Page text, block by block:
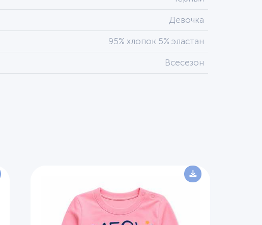
Девочка
95% хлопок 5% эластан
Всесезон